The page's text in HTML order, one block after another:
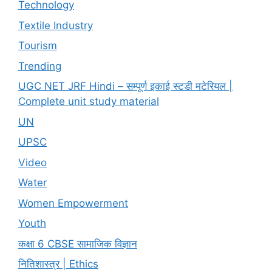
Technology
Textile Industry
Tourism
Trending
UGC NET JRF Hindi – सम्पूर्ण इकाई स्टडी मटेरियल |
Complete unit study material
UN
UPSC
Video
Water
Women Empowerment
Youth
कक्षा 6 CBSE सामाजिक विज्ञान
नितिशास्त्र | Ethics